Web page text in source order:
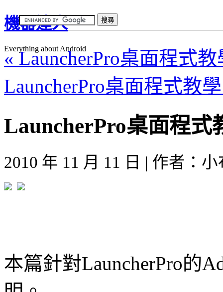
機器達人
Everything about Android
« LauncherPro桌面程式
LauncherPro桌面程式教
LauncherPro桌面程式
2010 年 11 月 11 日 | 作者：
本篇針對LauncherPro的